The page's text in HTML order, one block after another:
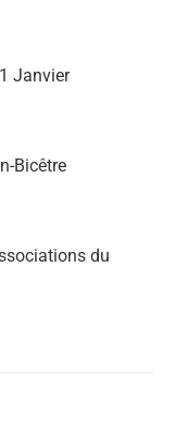
Janvier
Bicêtre
du